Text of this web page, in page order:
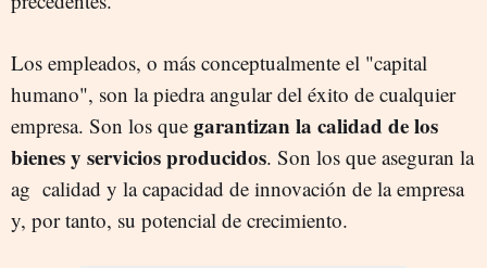
Los empleados, o más conceptualmente el "capital
humano", son la piedra angular del éxito de cualquier
empresa. Son los que garantizan la calidad de los
bienes y servicios producidos. Son los que aseguran la
ag calidad y la capacidad de innovación de la empresa
y, por tanto, su potencial de crecimiento.